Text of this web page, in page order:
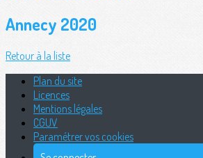
Annecy 2020
Retour à la liste
Plan du site
Licences
Mentions légales
CGUV
Paramétrer vos cookies